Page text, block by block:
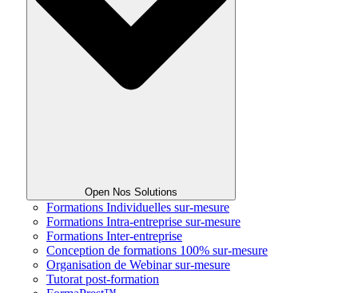
Open Nos Solutions
Formations Individuelles sur-mesure
Formations Intra-entreprise sur-mesure
Formations Inter-entreprise
Conception de formations 100% sur-mesure
Organisation de Webinar sur-mesure
Tutorat post-formation